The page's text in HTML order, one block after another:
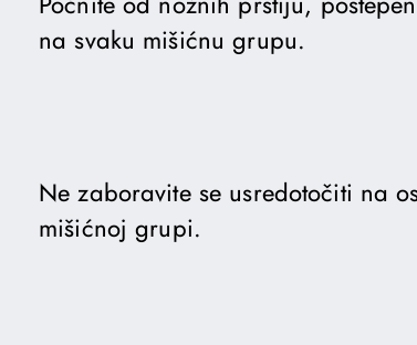
na svaku mišićnu grupu.
Ne zaboravite se usredotočiti na
mišićnoj grupi.